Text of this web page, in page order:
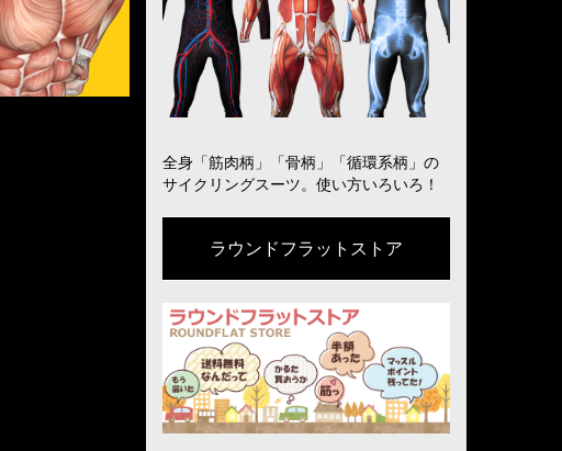
全身「筋肉柄」「骨柄」「循環系柄」の
サイクリングスーツ。使い方いろいろ！
ラウンドフラットストア